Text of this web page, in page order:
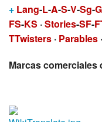
+ Lang-L -A-S-V-Sg-G
FS-KS ·Stories-SF-
TTwisters · Parables ·
Marcas comerciales